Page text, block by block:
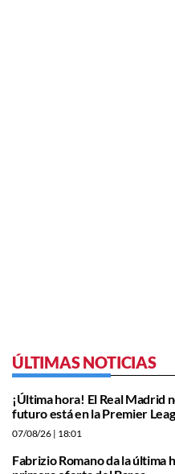
ÚLTIMAS NOTICIAS
¡Última hora! El Real Madrid
futuro está en la Premier
07/08/26 | 18:01
Fabrizio Romano da la última